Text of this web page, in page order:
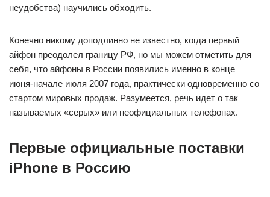
неудобства) научились обходить.
Конечно никому доподлинно не известно, когда первый
айфон преодолел границу РФ, но мы можем отметить для
себя, что айфоны в России появились именно в конце
июня-начале июля 2007 года, практически одновременно со
стартом мировых продаж. Разумеется, речь идет о так
называемых «серых» или неофициальных телефонах.
Первые официальные поставки
iPhone в Россию